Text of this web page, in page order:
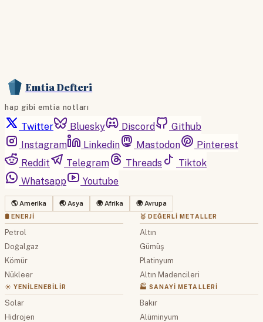
Emtia Defteri
hap gibi emtia notları
Twitter Bluesky Discord
Github
Instagram
Linkedin Mastodon
Pinterest
Reddit
Telegram Threads
Tiktok
Whatsapp
Youtube
🌎 Amerika 🌏 Asya 🌍 Afrika 🌍 Avrupa
🛢 ENERJI
Petrol
Doğalgaz
Kömür
Nükleer
☀️ YENILENEBILIR
Solar
Hidrojen
🥇 DEĞERLI METALLER
Altın
Gümüş
Platinyum
Altın Madencileri
🏭 SANAYI METALLERI
Bakır
Alüminyum